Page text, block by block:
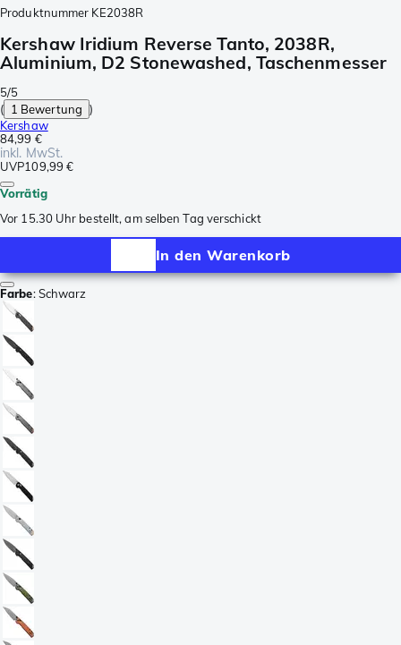
Produktnummer KE2038R
Kershaw Iridium Reverse Tanto, 2038R,
Aluminium, D2 Stonewashed, Taschenmesser
5/5
( 1 Bewertung )
Kershaw
84,99 €
inkl. MwSt.
UVP109,99 €
Vorrätig
Vor 15.30 Uhr bestellt, am selben Tag verschickt
In den Warenkorb
Farbe:Schwarz